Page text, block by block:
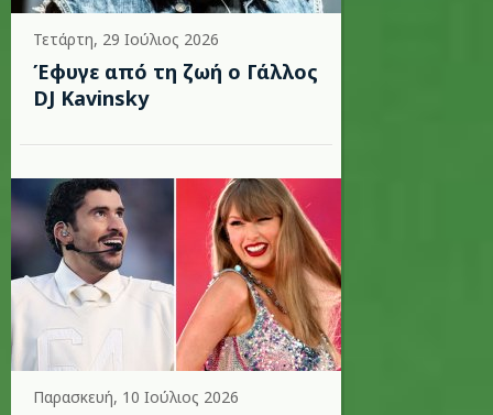
Τετάρτη, 29 Ιούλιος 2026
Έφυγε από τη ζωή ο Γάλλος
DJ Kavinsky
Παρασκευή, 10 Ιούλιος 2026